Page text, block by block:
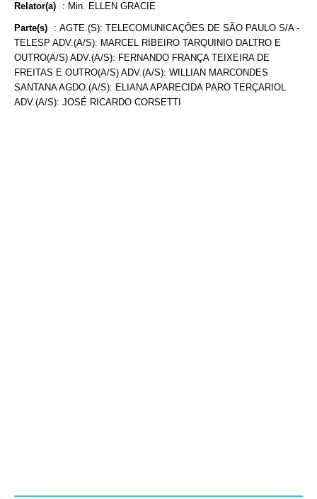
Relator(a) : Min. ELLEN GRACIE
Parte(s) : AGTE.(S): TELECOMUNICAÇÕES DE SÃO PAULO S/A -
TELESP ADV.(A/S): MARCEL RIBEIRO TARQUINIO DALTRO E
OUTRO(A/S) ADV.(A/S): FERNANDO FRANÇA TEIXEIRA DE
FREITAS E OUTRO(A/S) ADV.(A/S): WILLIAN MARCONDES
SANTANA AGDO.(A/S): ELIANA APARECIDA PARO TERÇARIOL
ADV.(A/S): JOSÉ RICARDO CORSETTI